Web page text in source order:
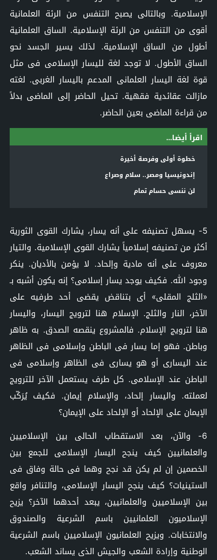
الإسلامية. وبالتالى يصبح التنفس من الرئة العلمانية
أقوى من التنفس من الرئة الإسلامية. الساق العلمانية
أطول من الساق الإسلامية. لذلك يسير الجسد نحو
الساق الأطول. لا توجد لغة لليسار الإسلامى فى مثل
قوة لغة اليسار العلمانى المدعم باليسار الغربى. لغته
مازالت عقائدية فقهية. تحيل الحاضر إلى الماضى بدلاً
من قراءة الماضى بعين الحاضر.
اقرأ أيضا...
خطوة أولى وفرصة أخيرة
إندونيسيا ومصر.. سلام وصراع
لن ننسى حسام تمام
5- يسهل تصنيفه على أنه يسار، يشارك القوى الثورية
أكثر من تصنيفه إسلامياً يشارك القوى الإسلامية. والتيار
معروف على أنه مادية وإلحاد. لا يؤمن بالأديان. ينكر
وجود الله. فكيف يوجد يسار إسلامى؟ إنه يكون أشبه بـ
«الثلج المقلى» أى بتناقض يقضى أحد طرفيه على
الآخر، النار والثلج. الإسلام هنا لترويج اليسار، واليسار
هنا لترويج الإسلام. فالمشروع ينقصه الصدق. به ظاهر
وباطن. فهو إما يسار فى الباطن وإسلامى فى الظاهر
عند اليسارى أو هو يسارى فى الظاهر وإسلامى فى
الباطن عند الإسلامى. كل طرف يستعمل الآخر للترويج
لعملته. واليسار إلحاد، والإسلام إيمان. فكيف يُرَكّب
الإيمان على الإلحاد أو الإلحاد على الإيمان؟
6- والآن، بعد الاستقطاب الحالى بين الإسلاميين
والعلمانيين كيف ينجح اليسار الإسلامى للجمع بين
الخصمين إن لم يكن قد نجح وهما فى حالة وفاق فى
الستينيات؟ كيف ينجح اليسار الإسلامى، والتنافر واقع
بين الإسلاميين والعلمانيين، يبعد أحدهما الآخر؟ يزيح
الإسلاميون العلمانيين باسم الشرعية والصندوق
والانتخابات. ويزيح العلمانيون الإسلاميين باسم الشرعية
الوطنية وإرادة الشعب والجيش الذى يساند الشعب.